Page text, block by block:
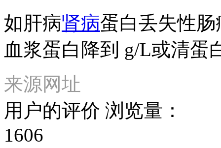
如肝病肾病蛋白丢失性肠
血浆蛋白降到 g/L或清蛋
来源网址
用户的评价 浏览量：
1606